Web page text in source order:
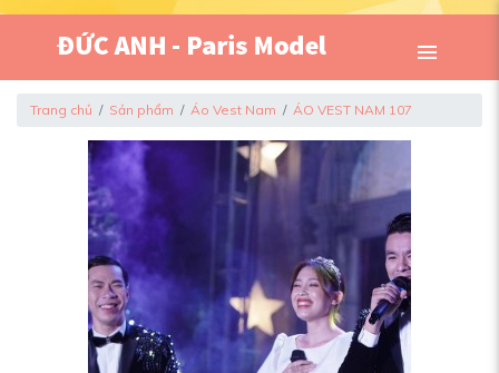
Trang chủ Sản phẩm Áo Vest Nam ÁO VEST NAM 107